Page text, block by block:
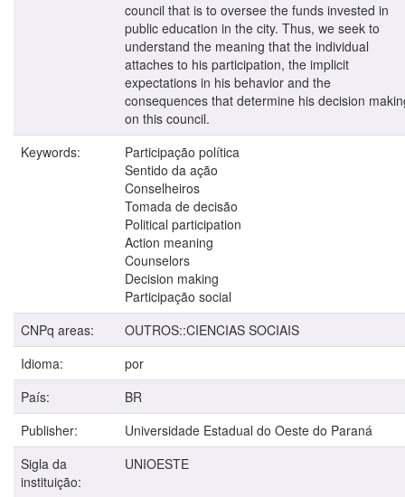
council that is to oversee the funds invested in
public education in the city. Thus, we seek to
understand the meaning that the individual
attaches to his participation, the implicit
expectations in his behavior and the
consequences that determine his decision
on this council.
Keywords:
Participação política
Sentido da ação
Conselheiros
Tomada de decisão
Political participation
Action meaning
Counselors
Decision making
Participação social
CNPq areas:
OUTROS::CIENCIAS SOCIAIS
Idioma:
por
País:
BR
Publisher:
Universidade Estadual do Oeste do Paraná
Sigla da
instituição:
UNIOESTE